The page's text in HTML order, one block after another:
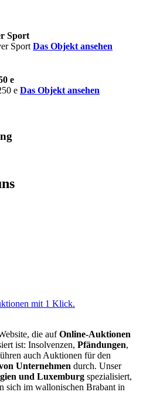
Sport
Das Objekt ansehen
e
Das Objekt ansehen
die aufOnline-Auktionen
ist: Insolvenzen, Pfändungen,
auch Auktionen für den
Unternehmen durch. Unser
und Luxemburg spezialisiert,
sich im wallonischen Brabant in